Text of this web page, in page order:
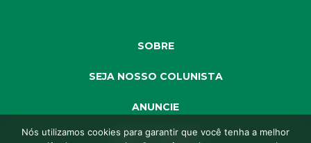
SOBRE
SEJA NOSSO COLUNISTA
ANUNCIE
SEJA APOIADOR
Nós utilizamos cookies para garantir que você tenha a melhor